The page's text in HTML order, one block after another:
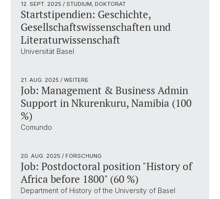
12. SEPT. 2025 / STUDIUM, DOKTORAT
Startstipendien: Geschichte,
Gesellschaftswissenschaften und
Literaturwissenschaft
Universität Basel
21. AUG. 2025 / WEITERE
Job: Management & Business Admin
Support in Nkurenkuru, Namibia (100
%)
Comundo
20. AUG. 2025 / FORSCHUNG
Job: Postdoctoral position "History of
Africa before 1800" (60 %)
Department of History of the University of Basel